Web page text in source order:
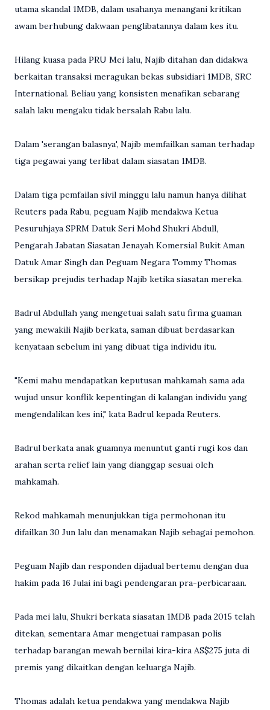
utama skandal 1MDB, dalam usahanya menangani kritikan
awam berhubung dakwaan penglibatannya dalam kes itu.
Hilang kuasa pada PRU Mei lalu, Najib ditahan dan didakwa
berkaitan transaksi meragukan bekas subsidiari 1MDB, SRC
International. Beliau yang konsisten menafikan sebarang
salah laku mengaku tidak bersalah Rabu lalu.
Dalam 'serangan balasnya', Najib memfailkan saman terhadap
tiga pegawai yang terlibat dalam siasatan 1MDB.
Dalam tiga pemfailan sivil minggu lalu namun hanya dilihat
Reuters pada Rabu, peguam Najib mendakwa Ketua
Pesuruhjaya SPRM Datuk Seri Mohd Shukri Abdull,
Pengarah Jabatan Siasatan Jenayah Komersial Bukit Aman
Datuk Amar Singh dan Peguam Negara Tommy Thomas
bersikap prejudis terhadap Najib ketika siasatan mereka.
Badrul Abdullah yang mengetuai salah satu firma guaman
yang mewakili Najib berkata, saman dibuat berdasarkan
kenyataan sebelum ini yang dibuat tiga individu itu.
"Kemi mahu mendapatkan keputusan mahkamah sama ada
wujud unsur konflik kepentingan di kalangan individu yang
mengendalikan kes ini," kata Badrul kepada Reuters.
Badrul berkata anak guamnya menuntut ganti rugi kos dan
arahan serta relief lain yang dianggap sesuai oleh
mahkamah.
Rekod mahkamah menunjukkan tiga permohonan itu
difailkan 30 Jun lalu dan menamakan Najib sebagai pemohon.
Peguam Najib dan responden dijadual bertemu dengan dua
hakim pada 16 Julai ini bagi pendengaran pra-perbicaraan.
Pada mei lalu, Shukri berkata siasatan 1MDB pada 2015 telah
ditekan, sementara Amar mengetuai rampasan polis
terhadap barangan mewah bernilai kira-kira AS$275 juta di
premis yang dikaitkan dengan keluarga Najib.
Thomas adalah ketua pendakwa yang mendakwa Najib